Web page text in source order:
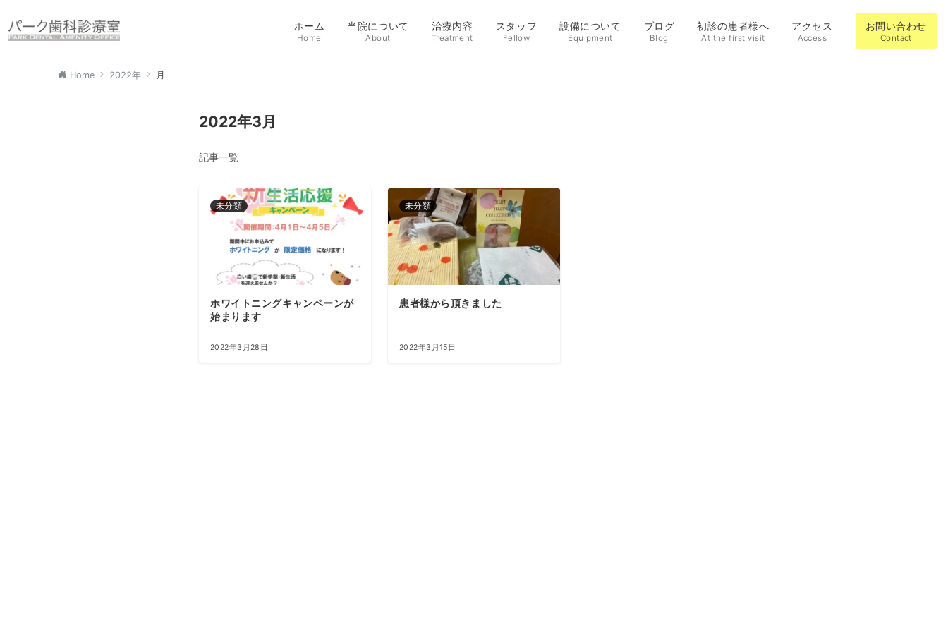
ホーム
Home
当院について
About
治療内容
Treatment
スタッフ
Fellow
設備について
Equipment
ブログ
Blog
初診の患者様へ
At the first visit
アクセス
Access
お問い合わせ
Contact
Home 2022年 月
2022年3月
記事一覧
未分類
ホワイトニングキャンペーンが
始まります
2022年3月28日
未分類
患者様から頂きました
2022年3月15日